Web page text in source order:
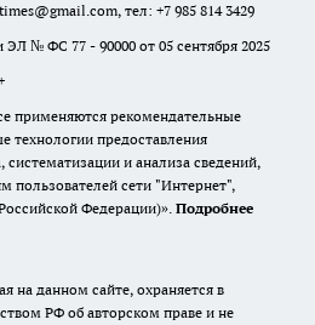
тел: +7 985 814 3429
ЭЛ № ФС 77 - 90000 от 05 сентября 2025
применяются рекомендательные
технологии предоставления
и анализа сведений,
пользователей сети "Интернет",
Федерации)». Подробнее
на данном сайте, охраняется в
РФ об авторском праве и не